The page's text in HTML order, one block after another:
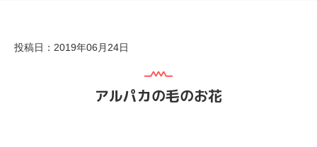
投稿日：2019年06月24日
アルパカの毛のお花